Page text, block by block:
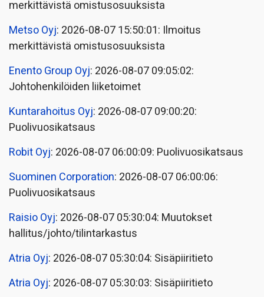
merkittävistä omistusosuuksista
Metso Oyj: 2026-08-07 15:50:01: Ilmoitus
merkittävistä omistusosuuksista
Enento Group Oyj: 2026-08-07 09:05:02:
Johtohenkilöiden liiketoimet
Kuntarahoitus Oyj: 2026-08-07 09:00:20:
Puolivuosikatsaus
Robit Oyj: 2026-08-07 06:00:09: Puolivuosikatsaus
Suominen Corporation: 2026-08-07 06:00:06:
Puolivuosikatsaus
Raisio Oyj: 2026-08-07 05:30:04: Muutokset
hallitus/johto/tilintarkastus
Atria Oyj: 2026-08-07 05:30:04: Sisäpiiritieto
Atria Oyj: 2026-08-07 05:30:03: Sisäpiiritieto